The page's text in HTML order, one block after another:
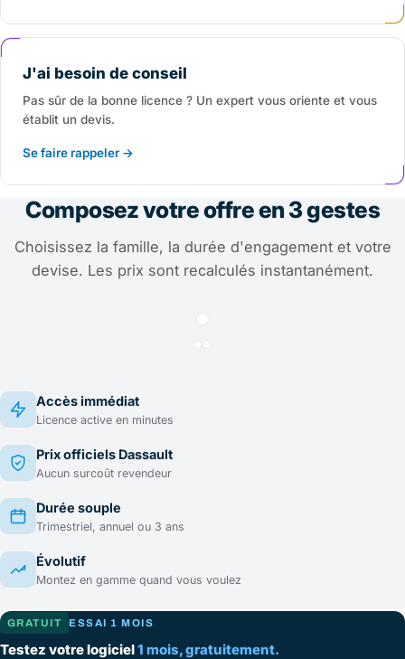
J'ai besoin de conseil
Pas sûr de la bonne licence ? Un expert vous oriente et vous
établit un devis.
Se faire rappeler →
Composez votre offre en 3 gestes
Choisissez la famille, la durée d'engagement et votre
devise. Les prix sont recalculés instantanément.
Accès immédiat
Licence active en minutes
Prix officiels Dassault
Aucun surcoût revendeur
Durée souple
Trimestriel, annuel ou 3 ans
Évolutif
Montez en gamme quand vous voulez
GRATUIT ESSAI 1 MOIS
Testez votre logiciel1 mois, gratuitement.